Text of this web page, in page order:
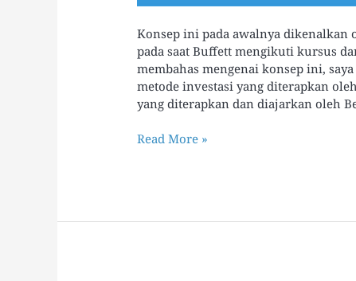
Konsep ini pada awalnya
pada saat Buffett mengikuti kursus
membahas mengenai konsep ini,
metode investasi yang diterapkan
yang diterapkan dan diajarkan oleh
Read More »